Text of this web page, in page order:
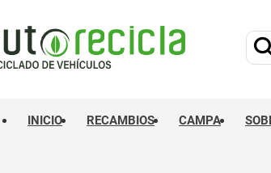
INICIO RECAMBIOS CAMPA